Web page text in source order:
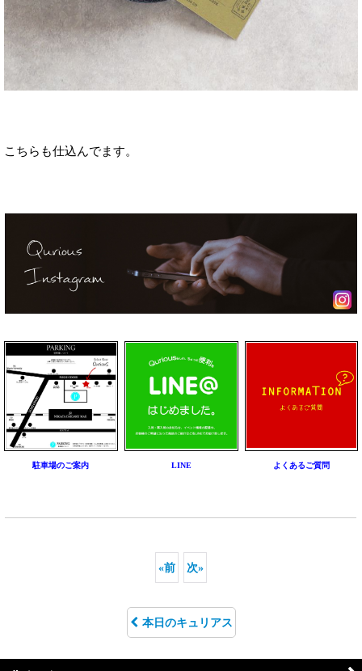
こちらも仕込んでます。
駐車場のご案内 LINE よくあるご質問
«前 次»
本日のキュリアス